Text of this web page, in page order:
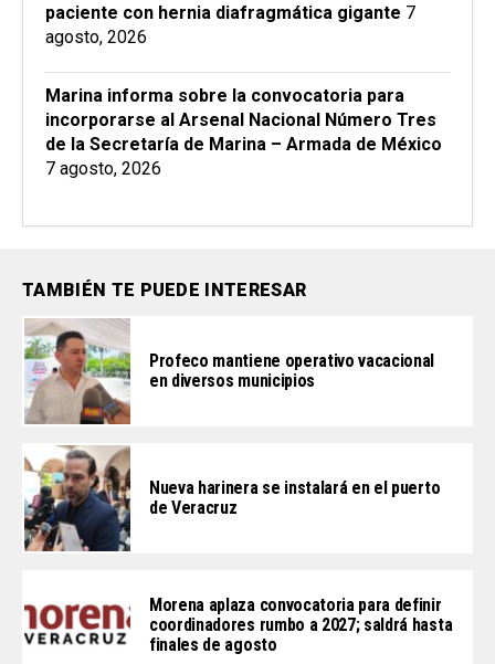
paciente con hernia diafragmática gigante 7
agosto, 2026
Marina informa sobre la convocatoria para
incorporarse al Arsenal Nacional Número Tres
de la Secretaría de Marina – Armada de México
7 agosto, 2026
TAMBIÉN TE PUEDE INTERESAR
Profeco mantiene operativo vacacional
en diversos municipios
Nueva harinera se instalará en el puerto
de Veracruz
Morena aplaza convocatoria para definir
coordinadores rumbo a 2027; saldrá hasta
finales de agosto